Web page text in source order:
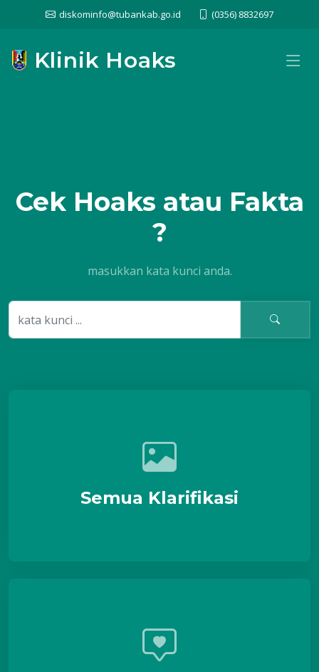
diskominfo@tubankab.go.id (0356) 8832697
Klinik Hoaks
Cek Hoaks atau Fakta
?
masukkan kata kunci anda.
Semua Klarifikasi